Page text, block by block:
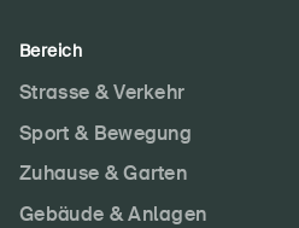
Bereich
Strasse & Verkehr
Sport & Bewegung
Zuhause & Garten
Gebäude & Anlagen